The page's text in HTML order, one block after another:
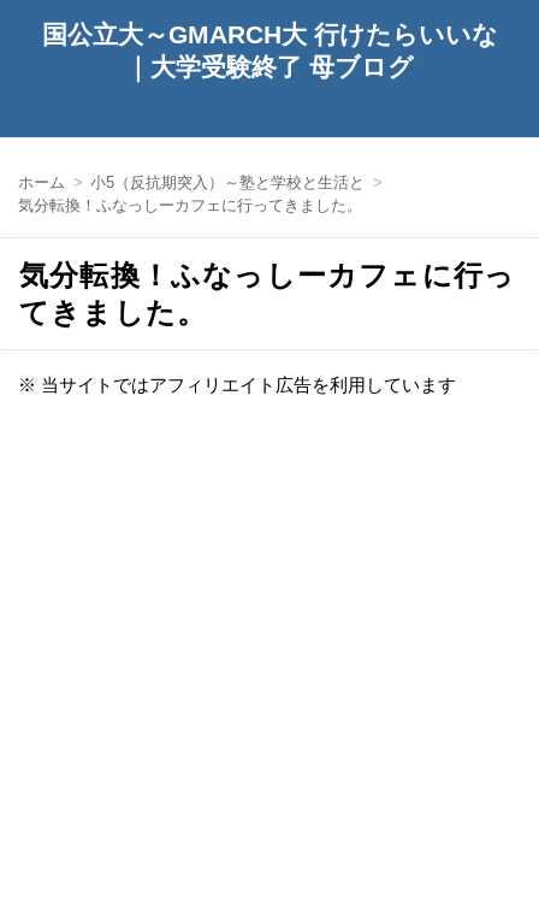
国公立大～GMARCH大 行けたらいいな
｜大学受験終了 母ブログ
ホーム
小5（反抗期突入）～塾と学校と生活と
気分転換！ふなっしーカフェに行ってきました。
気分転換！ふなっしーカフェに行っ
てきました。
※ 当サイトではアフィリエイト広告を利用しています